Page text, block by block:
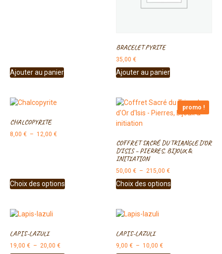
Ajouter au panier
BRACELET PYRITE
35,00 €
Ajouter au panier
CHALCOPYRITE
8,00 € – 12,00 €
Choix des options
promo !
COFFRET SACRÉ DU TRIANGLE D’OR
D’ISIS – PIERRES, BIJOUX &
INITIATION
50,00 € – 215,00 €
Choix des options
LAPIS-LAZULI
19,00 € – 20,00 €
LAPIS-LAZULI
9,00 € – 10,00 €